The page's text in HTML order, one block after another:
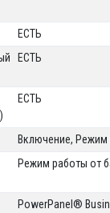
ЕСТЬ
ЕСТЬ
ЕСТЬ
Включение, Режим
Режим работы от
PowerPanel®